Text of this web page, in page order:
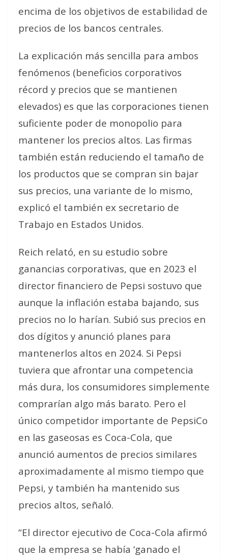
encima de los objetivos de estabilidad de
precios de los bancos centrales.
La explicación más sencilla para ambos
fenómenos (beneficios corporativos
récord y precios que se mantienen
elevados) es que las corporaciones tienen
suficiente poder de monopolio para
mantener los precios altos. Las firmas
también están reduciendo el tamaño de
los productos que se compran sin bajar
sus precios, una variante de lo mismo,
explicó el también ex secretario de
Trabajo en Estados Unidos.
Reich relató, en su estudio sobre
ganancias corporativas, que en 2023 el
director financiero de ­Pepsi sostuvo que
aunque la inflación estaba bajando, sus
precios no lo harían. Subió sus precios en
dos dígitos y anunció planes para
mantenerlos altos en 2024. Si Pepsi
tuviera que afrontar una competencia
más dura, los consumidores simplemente
comprarían algo más barato. Pero el
único competidor importante de PepsiCo
en las gaseosas es Coca-Cola, que
anunció aumentos de precios similares
aproximadamente al mismo tiempo que
Pepsi, y también ha mantenido sus
precios altos, señaló.
“El director ejecutivo de Coca-Cola afirmó
que la empresa se había ‘ganado el